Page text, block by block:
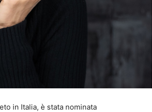
in Italia, è stata nominata